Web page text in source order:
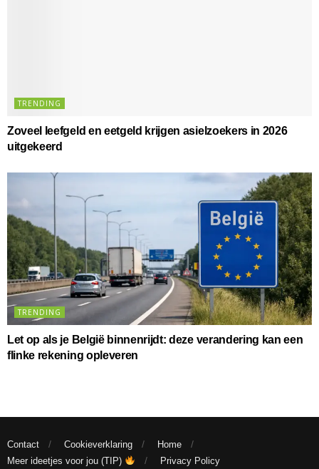
TRENDING
Zoveel leefgeld en eetgeld krijgen asielzoekers in 2026
uitgekeerd
TRENDING
Let op als je België binnenrijdt: deze verandering kan een
flinke rekening opleveren
Contact Cookieverklaring
Home
Meer ideetjes voor jou (TIP)
Privacy Policy